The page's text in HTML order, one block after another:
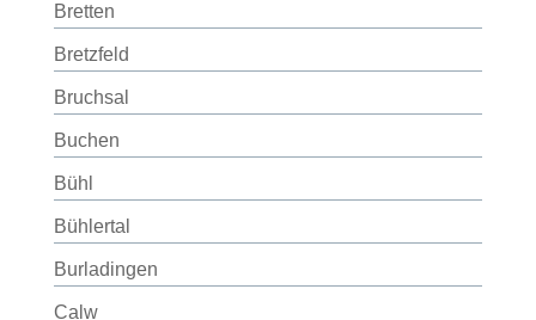
Bretten
Bretzfeld
Bruchsal
Buchen
Bühl
Bühlertal
Burladingen
Calw